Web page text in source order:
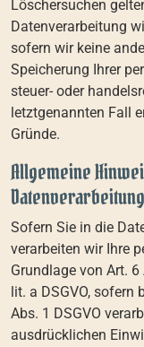
Löschersuchen
Datenverarbeitung
sofern wir keine
Speicherung Ihrer
steuer- oder
letztgenannten Fall
Gründe.
Allgemeine
Sofern Sie in die
verarbeiten wir Ihre
Grundlage von Art.
lit. a DSGVO, sofern
Abs. 1 DSGVO
ausdrücklichen